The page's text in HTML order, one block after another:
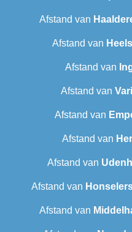
Afstand van
Afstand van
Afstand van
Afstand van
Afstand van
Afstand van
Afstand van
Afstand van
Afstand van